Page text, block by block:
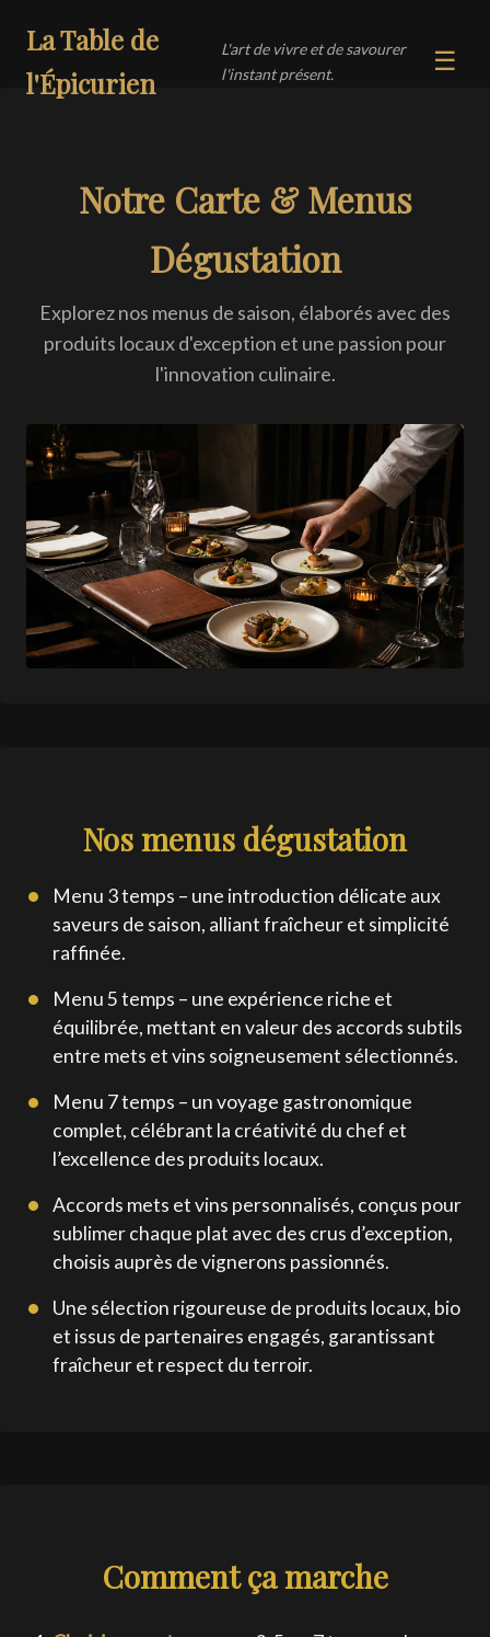
La Table de
l'Épicurien
L'art de vivre et de savourer
l'instant présent.
☰
Notre Carte & Menus
Dégustation
Explorez nos menus de saison, élaborés avec des
produits locaux d'exception et une passion pour
l'innovation culinaire.
Nos menus dégustation
Menu 3 temps – une introduction délicate aux
saveurs de saison, alliant fraîcheur et simplicité
raffinée.
Menu 5 temps – une expérience riche et
équilibrée, mettant en valeur des accords subtils
entre mets et vins soigneusement sélectionnés.
Menu 7 temps – un voyage gastronomique
complet, célébrant la créativité du chef et
l’excellence des produits locaux.
Accords mets et vins personnalisés, conçus pour
sublimer chaque plat avec des crus d’exception,
choisis auprès de vignerons passionnés.
Une sélection rigoureuse de produits locaux, bio
et issus de partenaires engagés, garantissant
fraîcheur et respect du terroir.
Comment ça marche